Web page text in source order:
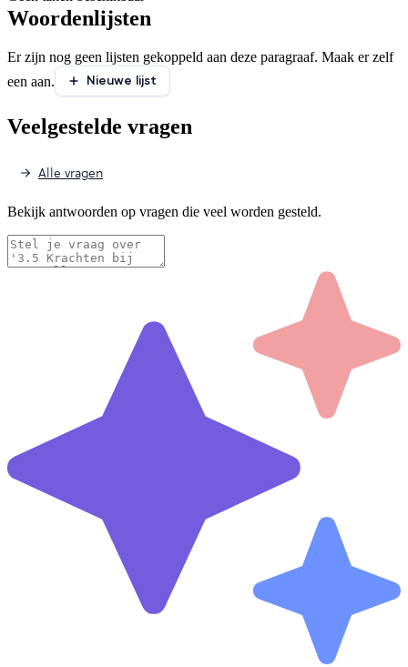
Woordenlijsten
Er zijn nog geen lijsten gekoppeld aan deze paragraaf. Maak er zelf
een aan.
Nieuwe lijst
Veelgestelde vragen
Alle vragen
Bekijk antwoorden op vragen die veel worden gesteld.